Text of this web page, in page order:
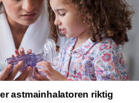
astmainhalatoren riktig